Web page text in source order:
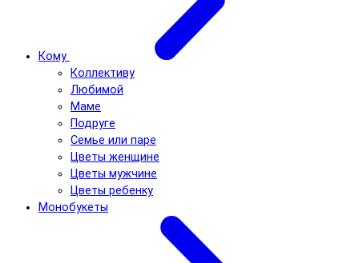
Кому
Коллективу
Любимой
Маме
Подруге
Семье или паре
Цветы женщине
Цветы мужчине
Цветы ребенку
Монобукеты